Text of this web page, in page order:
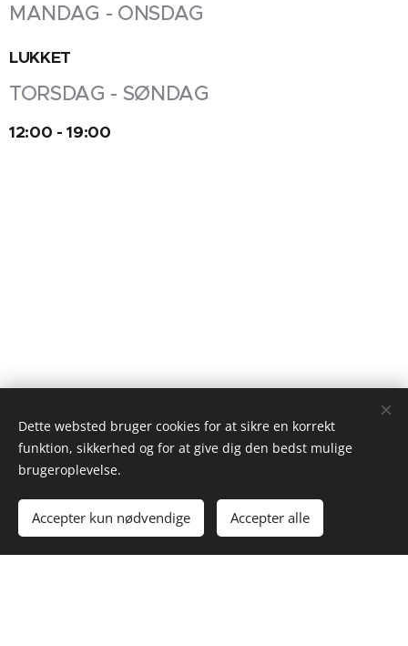
MANDAG - ONSDAG
LUKKET
TORSDAG - SØNDAG
12:00 - 19:00
Dette websted bruger cookies for at sikre en korrekt
funktion, sikkerhed og for at give dig den bedst mulige
brugeroplevelse.
Accepter kun nødvendige Accepter alle